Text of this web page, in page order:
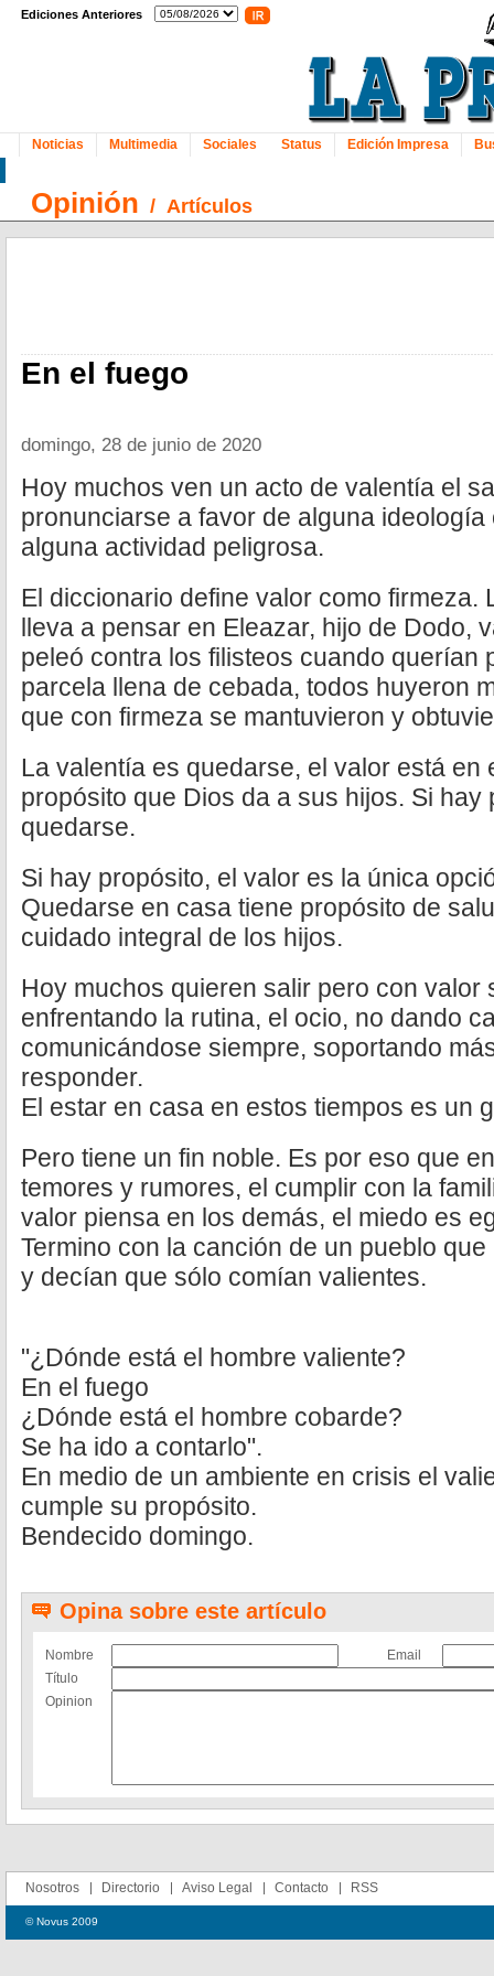
Ediciones Anteriores
Noticias Multimedia Sociales Status Edición Impresa
Opinión / Artículos
En el fuego
domingo, 28 de junio de 2020
Hoy muchos ven un acto de valentía el
pronunciarse a favor de alguna ideología
alguna actividad peligrosa.
El diccionario define valor como firmeza.
lleva a pensar en Eleazar, hijo de Dodo,
peleó contra los filisteos cuando querían
parcela llena de cebada, todos huyeron
que con firmeza se mantuvieron y
La valentía es quedarse, el valor está en
propósito que Dios da a sus hijos. Si hay
quedarse.
Si hay propósito, el valor es la única
Quedarse en casa tiene propósito de
cuidado integral de los hijos.
Hoy muchos quieren salir pero con valor
enfrentando la rutina, el ocio, no dando
comunicándose siempre, soportando
responder.
El estar en casa en estos tiempos es un
Pero tiene un fin noble. Es por eso que
temores y rumores, el cumplir con la
valor piensa en los demás, el miedo es
Termino con la canción de un pueblo
y decían que sólo comían valientes.
"¿Dónde está el hombre valiente?
En el fuego
¿Dónde está el hombre cobarde?
Se ha ido a contarlo".
En medio de un ambiente en crisis el
cumple su propósito.
Bendecido domingo.
Opina sobre este artículo
Nombre
Email
Título
Opinion
Nosotros Directorio Aviso Legal Contacto RSS
© Novus 2009